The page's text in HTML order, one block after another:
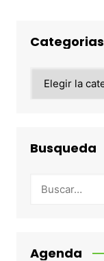
Categorias
Busqueda
Agenda